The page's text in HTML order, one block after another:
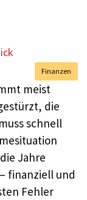
Finanzen
meist
die
schnell
Jahre
finanziell und
Fehler